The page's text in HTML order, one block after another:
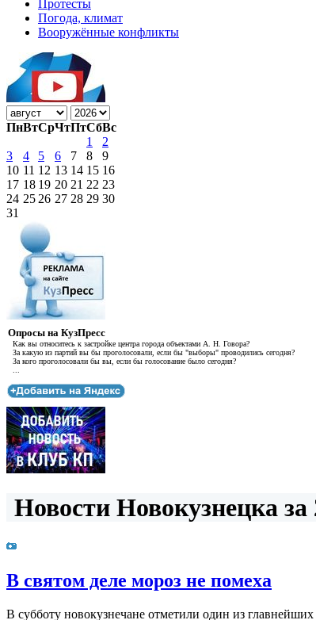
Протесты
Погода, климат
Вооружённые конфликты
ПнВтСрЧтПтСбВс
1
2
3
4 5 6 7 8
9
10 11 12 13 14 15 16
17 18 19 20 21 22 23
24 25 26 27 28 29 30
31
Опросы на КузПресс
Как вы относитесь к застройке центра города объектами А. Н. Говора?
За какую из партий вы бы проголосовали, если бы "выборы" проводились сегодня?
За кого проголосовали бы вы, если бы голосование было сегодня?
Новости Новокузнецка за
В святом деле мороз не помеха
В субботу новокузнечане отметили один из